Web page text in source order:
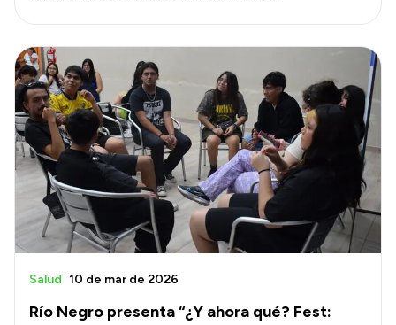
Río Negro presenta “¿Y ahora qué? Fest:
Salud 10 de mar de 2026